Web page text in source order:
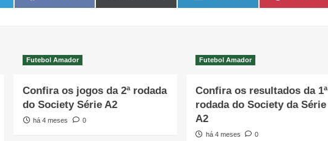
on
Futebol Amador
Confira os jogos da 2ª rodada
do Society Série A2
há 4 meses 0
Futebol Amador
Confira os resultados da 1ª
rodada do Society da Série
A2
há 4 meses 0